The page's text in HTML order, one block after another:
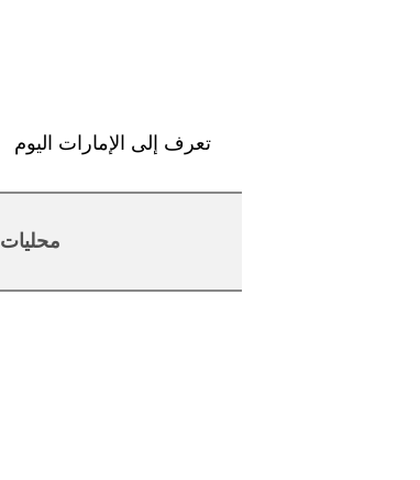
تعرف إلى الإمارات اليوم
محليات